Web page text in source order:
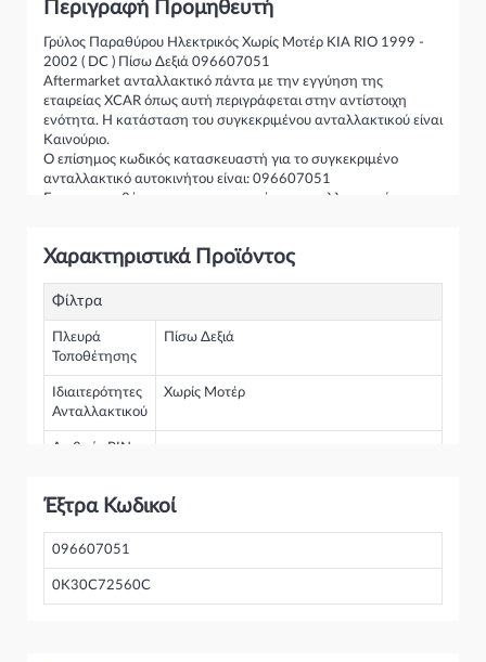
Περιγραφή Προμηθευτή
Γρύλος Παραθύρου Ηλεκτρικός Χωρίς Μοτέρ KIA RIO 1999 -
2002 ( DC ) Πίσω Δεξιά 096607051
Aftermarket ανταλλακτικό πάντα με την εγγύηση της
εταιρείας XCAR όπως αυτή περιγράφεται στην αντίστοιχη
ενότητα. Η κατάσταση του συγκεκριμένου ανταλλακτικού είναι
Καινούριο.
Ο επίσημος κωδικός κατασκευαστή για το συγκεκριμένο
ανταλλακτικό αυτοκινήτου είναι: 096607051
Για την τοποθέτηση του συγκεκριμένου ανταλλακτικού
ανταλλακτικό ταιριάζει στο αυτοκίνητό σας μην διστάσετε να
καθώς διαθέτουμε πλούσια γκάμα από Γρύλος Παραθύρου
& Αμορτισέρ Ανύψωσης
Χαρακτηριστικά Προϊόντος
Φίλτρα
Πλευρά
Τοποθέτησης
Πίσω Δεξιά
Ιδιαιτερότητες
Ανταλλακτικού
Χωρίς Μοτέρ
Αριθμός PIN
Έξτρα Κωδικοί
096607051
0K30C72560C